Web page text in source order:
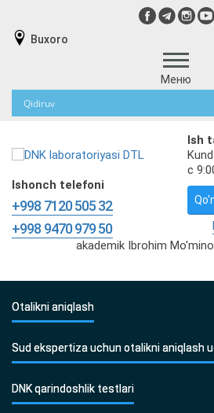
Buxoro
Меню
Ish
с
Ishonch telefoni
+998 7120 505 32
+998 9470 979 50
akademik Ibrohim
Otalikni aniqlash
Sud ekspertiza uchun otalikni aniqlash
DNK qarindoshlik testlari